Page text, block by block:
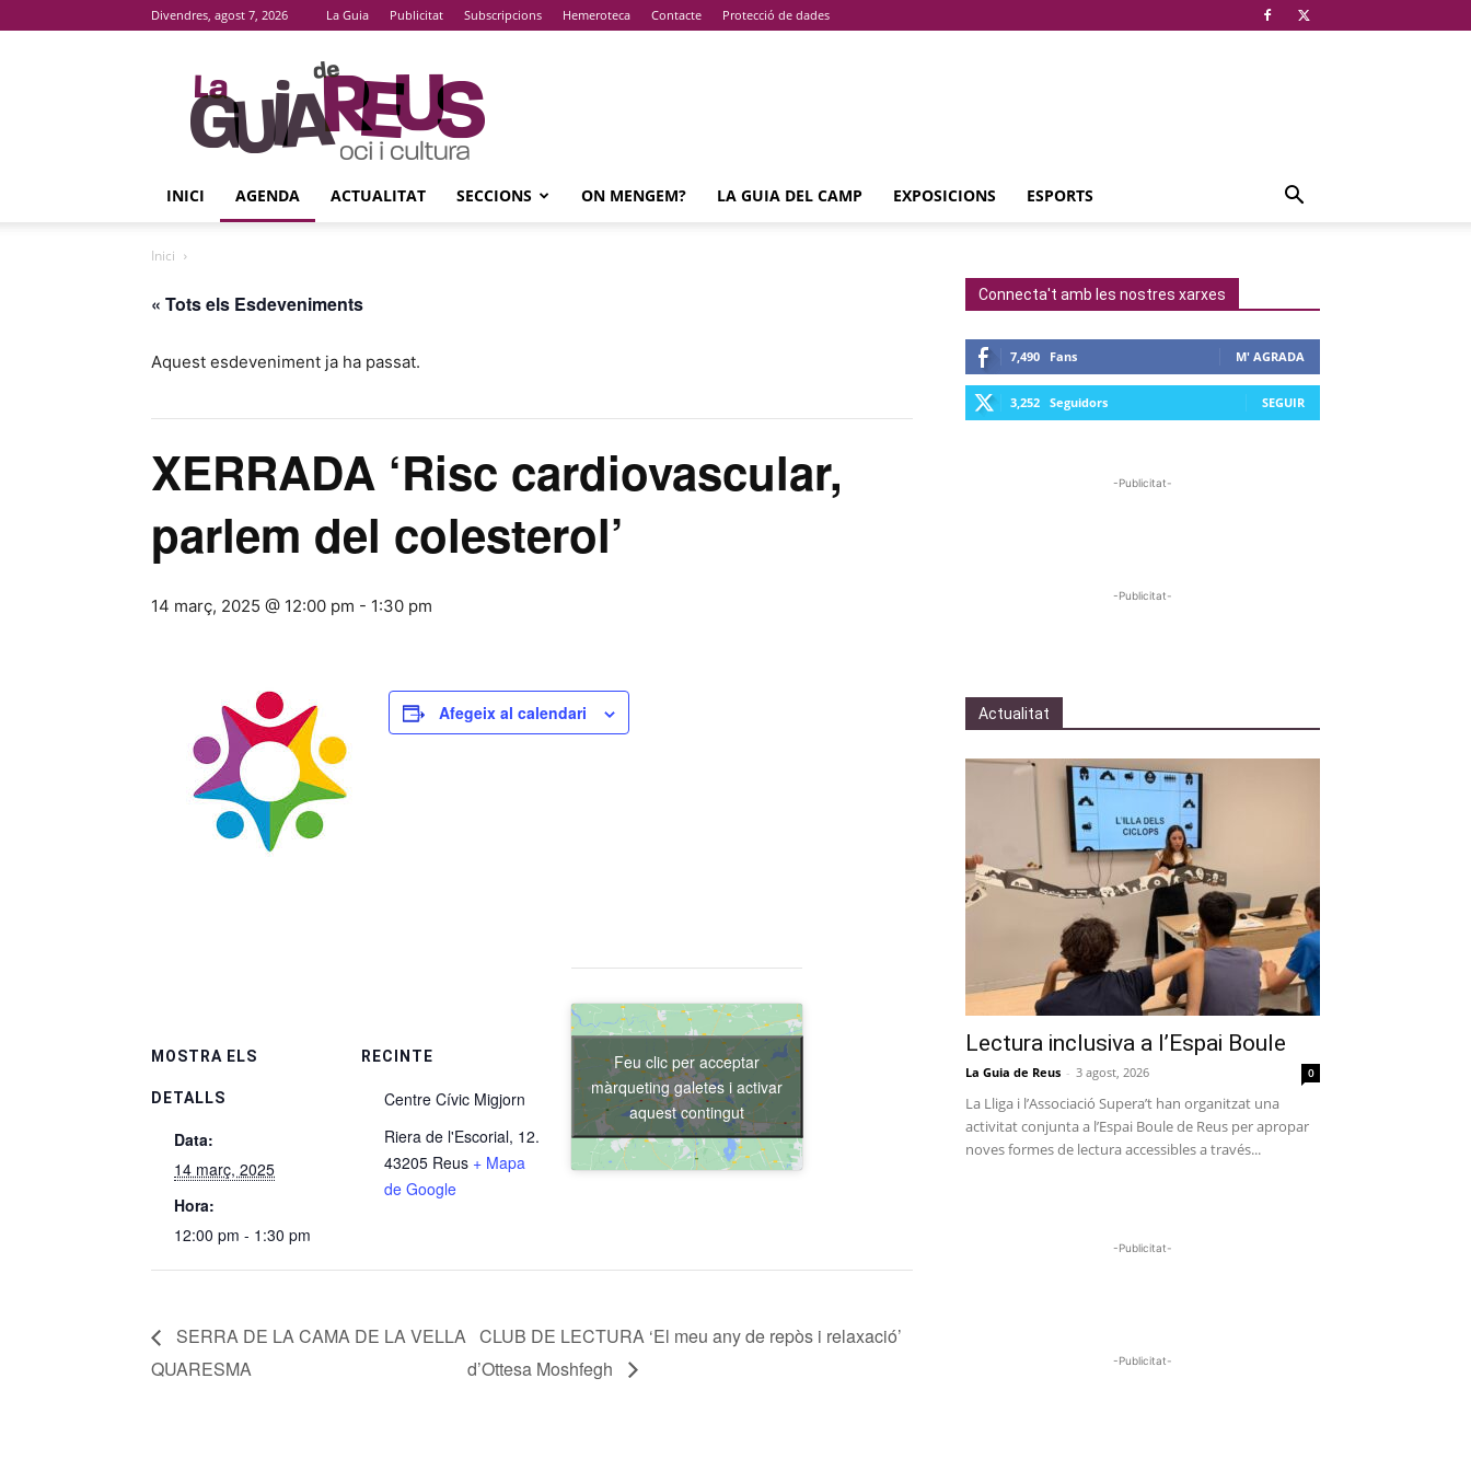
Divendres, agost 7, 2026 La Guia Publicitat Subscripcions Hemeroteca Contacte Protecció de dades
La
Guia
De
Reus
INICI AGENDA ACTUALITAT SECCIONS ON MENGEM? LA GUIA DEL CAMP EXPOSICIONS ESPORTS
Inici
« Tots els Esdeveniments
Aquest esdeveniment ja ha passat.
XERRADA ‘Risc cardiovascular,
parlem del colesterol’
14 març, 2025 @ 12:00 pm - 1:30 pm
Afegeix al calendari
MOSTRA ELS
DETALLS
Data:
14 març, 2025
Hora:
12:00 pm - 1:30 pm
RECINTE
Centre Cívic Migjorn
Riera de l'Escorial, 12.
43205 Reus + Mapa
de Google
Feu clic per acceptar
màrqueting galetes i activar
aquest contingut
SERRA DE LA CAMA DE LA VELLA
QUARESMA
CLUB DE LECTURA ‘El meu any de repòs i relaxació’
d’Ottesa Moshfegh
Connecta't amb les nostres xarxes
7,490 Fans M' AGRADA
3,252 Seguidors SEGUIR
-Publicitat-
-Publicitat-
Actualitat
Lectura inclusiva a l’Espai Boule
La Guia de Reus - 3 agost, 2026 0
La Lliga i l’Associació Supera’t han organitzat una
activitat conjunta a l’Espai Boule de Reus per apropar
noves formes de lectura accessibles a través...
-Publicitat-
-Publicitat-